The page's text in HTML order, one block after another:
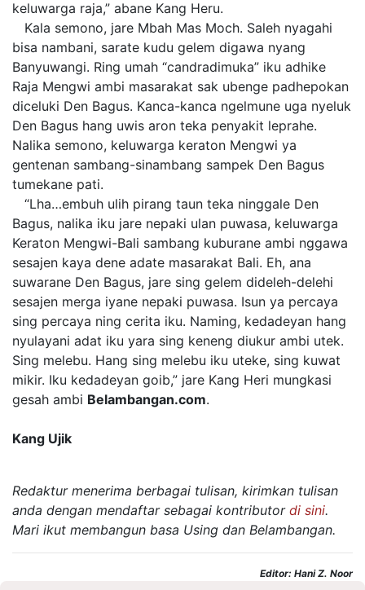
keluwarga raja,” abane Kang Heru.
Kala semono, jare Mbah Mas Moch. Saleh nyagahi
bisa nambani, sarate kudu gelem digawa nyang
Banyuwangi. Ring umah “candradimuka” iku adhike
Raja Mengwi ambi masarakat sak ubenge padhepokan
diceluki Den Bagus. Kanca-kanca ngelmune uga nyeluk
Den Bagus hang uwis aron teka penyakit leprahe.
Nalika semono, keluwarga keraton Mengwi ya
gentenan sambang-sinambang sampek Den Bagus
tumekane pati.
“Lha…embuh ulih pirang taun teka ninggale Den
Bagus, nalika iku jare nepaki ulan puwasa, keluwarga
Keraton Mengwi-Bali sambang kuburane ambi nggawa
sesajen kaya dene adate masarakat Bali. Eh, ana
suwarane Den Bagus, jare sing gelem dideleh-delehi
sesajen merga iyane nepaki puwasa. Isun ya percaya
sing percaya ning cerita iku. Naming, kedadeyan hang
nyulayani adat iku yara sing keneng diukur ambi utek.
Sing melebu. Hang sing melebu iku uteke, sing kuwat
mikir. Iku kedadeyan goib,” jare Kang Heri mungkasi
gesah ambi Belambangan.com.
Kang Ujik
Redaktur menerima berbagai tulisan, kirimkan tulisan
anda dengan mendaftar sebagai kontributor di sini.
Mari ikut membangun basa Using dan Belambangan.
Editor: Hani Z. Noor